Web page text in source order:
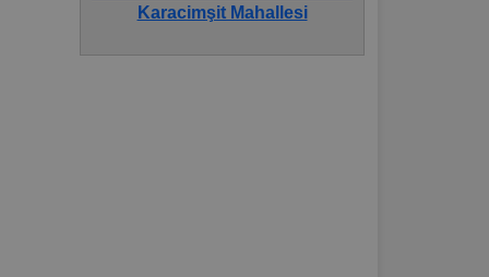
Karacimşit Mahallesi